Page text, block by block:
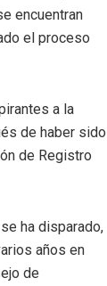
encuentran
el proceso
a la
de haber sido
de Registro
ha disparado,
años en
de